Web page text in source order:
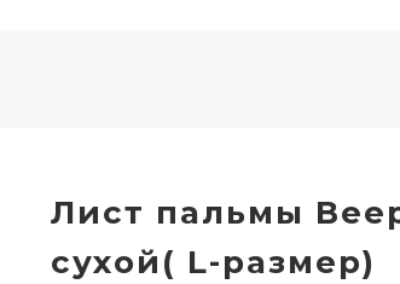
Лист пальмы
сухой( L-размер)